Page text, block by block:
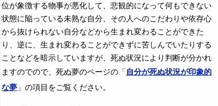
位が象徴する物事が悪化して、悲観的になって何もできない
状態に陥っている未熟な自分、その人へのこだわりや依存心
から抜けられない自分などから生まれ変わることができた
り、逆に、生まれ変わることができずに苦しんでいたりする
ことなどを暗示していますが、死ぬ状況により判断が分かれ
ますのでので、死ぬ夢のページの「 自分が死ぬ状況が印象的
な夢 」の項目をご覧ください。